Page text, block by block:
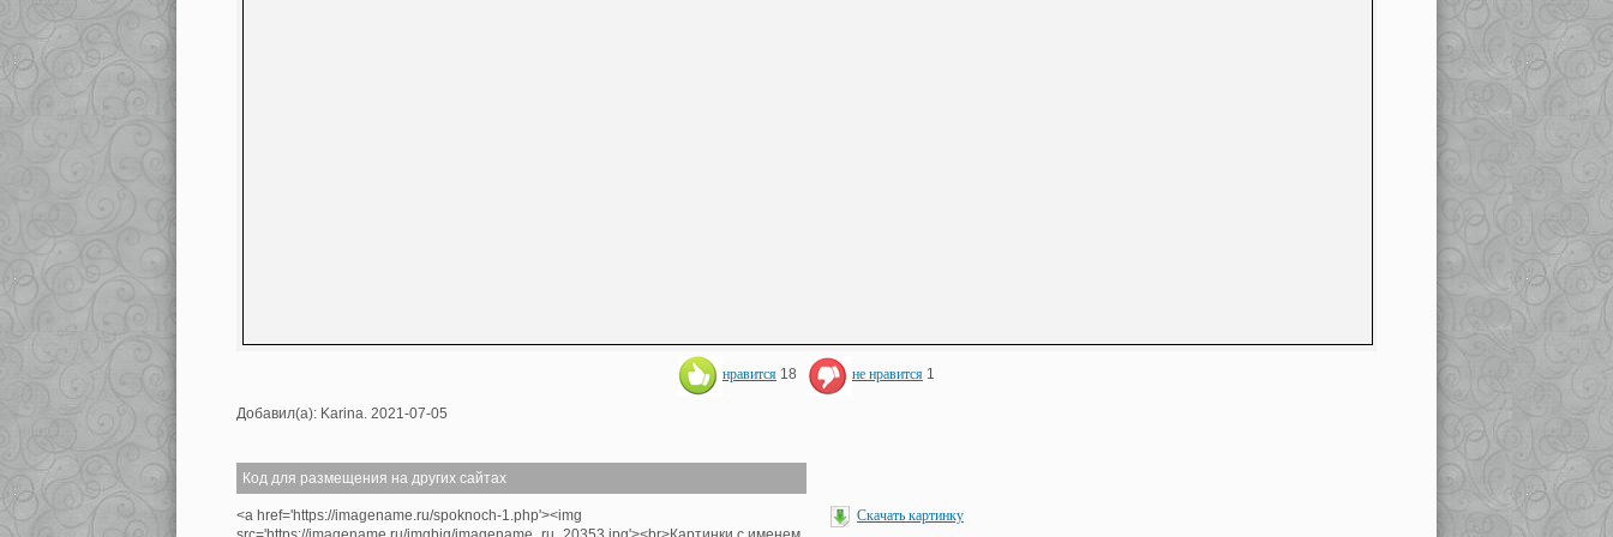
нравится 18 не нравится 1
Добавил(а): Karina. 2021-07-05
Код для размещения на других сайтах
<a href='https://imagename.ru/spoknoch-1.php'><img
Скачать картинку